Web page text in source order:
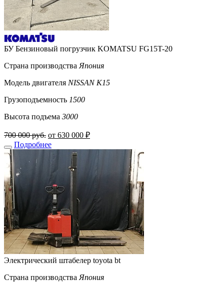
БУ Бензиновый погрузчик KOMATSU FG15T-20
Страна производства Япония
Модель двигателя NISSAN K15
Грузоподъемность 1500
Высота подъема 3000
700 000 руб. от 630 000 ₽
Подробнее
Электрический штабелер toyota bt
Страна производства Япония